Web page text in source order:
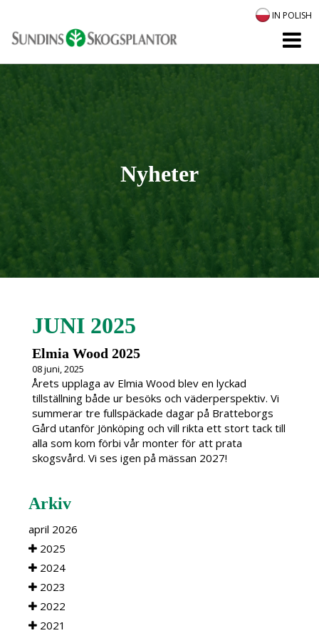
IN POLISH
Nyheter
JUNI 2025
Elmia Wood 2025
08 juni, 2025
Årets upplaga av Elmia Wood blev en lyckad
tillställning både ur besöks och väderperspektiv. Vi
summerar tre fullspäckade dagar på Bratteborgs
Gård utanför Jönköping och vill rikta ett stort tack till
alla som kom förbi vår monter för att prata
skogsvård. Vi ses igen på mässan 2027!
Arkiv
april 2026
2025
2024
2023
2022
2021